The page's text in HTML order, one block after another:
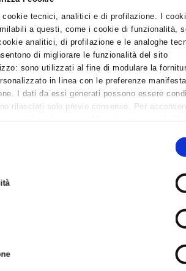
tecnici, analitici e di profilazione. I
a questi, come i cookie di funzionalità,
analitici, di profilazione e le analoghe
di migliorare le funzionalità del sito
sono utilizzati al fine di modulare la
in linea con le preferenze
I dati da essi generati possono essere
rilasciati solo previo consenso. Per
cookie cliccare su "Accetta tutti i cookie".
"Usa solo cookie tecnici" comporta il
e dunque la continuazione della navigazione
avere maggiori informazioni, leggere la
IL TERMINE ULTIMO PER
DEI TRIBUTI
alle 09:56
è il termine ultimo per effettuare i
il cui pagamento era stato sospeso a